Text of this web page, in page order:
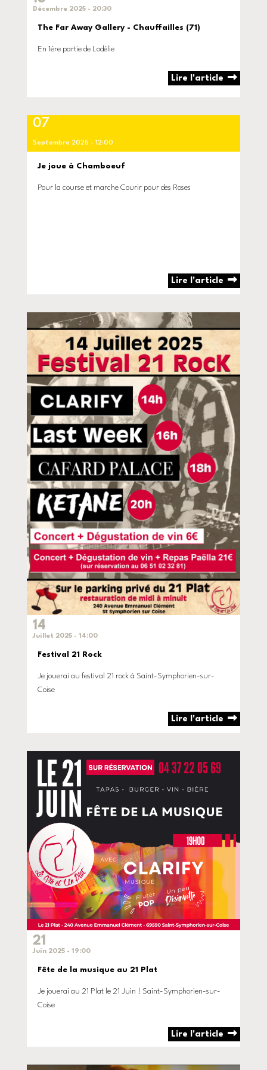
Décembre 2025 - 20:30
The Far Away Gallery - Chauffailles (71)
En 1ère partie de Lodélie
Lire l'article
07
Septembre 2025 - 12:00
Je joue à Chamboeuf
Pour la course et marche Courir pour des Roses
Lire l'article
14
Juillet 2025 - 14:00
Festival 21 Rock
Je jouerai au festival 21 rock à Saint-Symphorien-sur-
Coise
Lire l'article
21
Juin 2025 - 19:00
Fête de la musique au 21 Plat
Je jouerai au 21 Plat le 21 Juin ! Saint-Symphorien-sur-
Coise
Lire l'article